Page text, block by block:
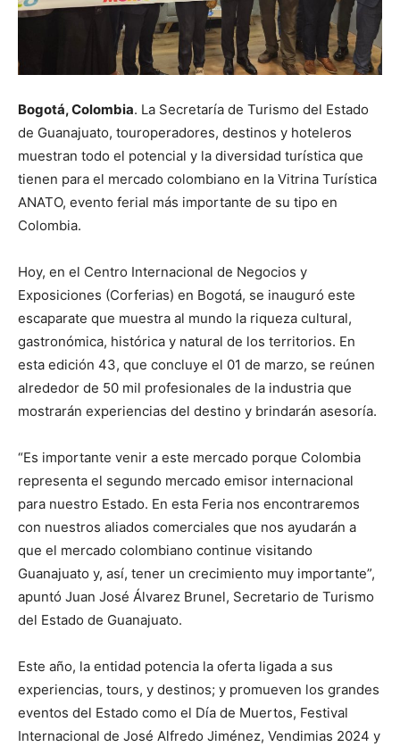
Bogotá, Colombia. La Secretaría de Turismo del Estado
de Guanajuato, touroperadores, destinos y hoteleros
muestran todo el potencial y la diversidad turística que
tienen para el mercado colombiano en la Vitrina Turística
ANATO, evento ferial más importante de su tipo en
Colombia.
Hoy, en el Centro Internacional de Negocios y
Exposiciones (Corferias) en Bogotá, se inauguró este
escaparate que muestra al mundo la riqueza cultural,
gastronómica, histórica y natural de los territorios. En
esta edición 43, que concluye el 01 de marzo, se reúnen
alrededor de 50 mil profesionales de la industria que
mostrarán experiencias del destino y brindarán asesoría.
“Es importante venir a este mercado porque Colombia
representa el segundo mercado emisor internacional
para nuestro Estado. En esta Feria nos encontraremos
con nuestros aliados comerciales que nos ayudarán a
que el mercado colombiano continue visitando
Guanajuato y, así, tener un crecimiento muy importante”,
apuntó Juan José Álvarez Brunel, Secretario de Turismo
del Estado de Guanajuato.
Este año, la entidad potencia la oferta ligada a sus
experiencias, tours, y destinos; y promueven los grandes
eventos del Estado como el Día de Muertos, Festival
Internacional de José Alfredo Jiménez, Vendimias 2024 y